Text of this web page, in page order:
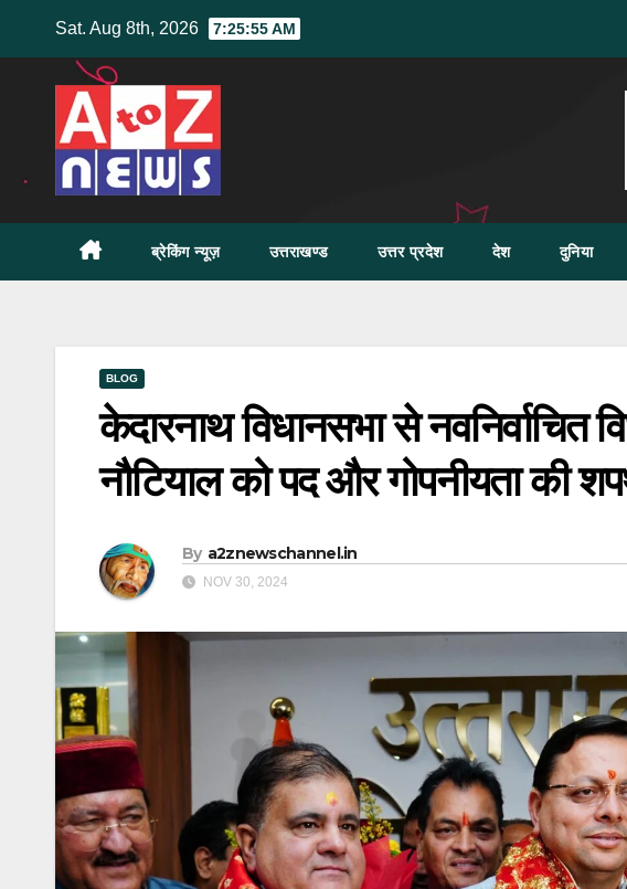
content
Sat. Aug 8th, 2026 7:25:56 AM
ब्रेकिंग न्यूज़ उत्तराखण्ड उत्तर प्रदेश देश दुनिया
BLOG
केदारनाथ विधानसभा से नवनिर्वाचित
नौटियाल को पद और गोपनीयता की
By a2znewschannel.in
NOV 30, 2024